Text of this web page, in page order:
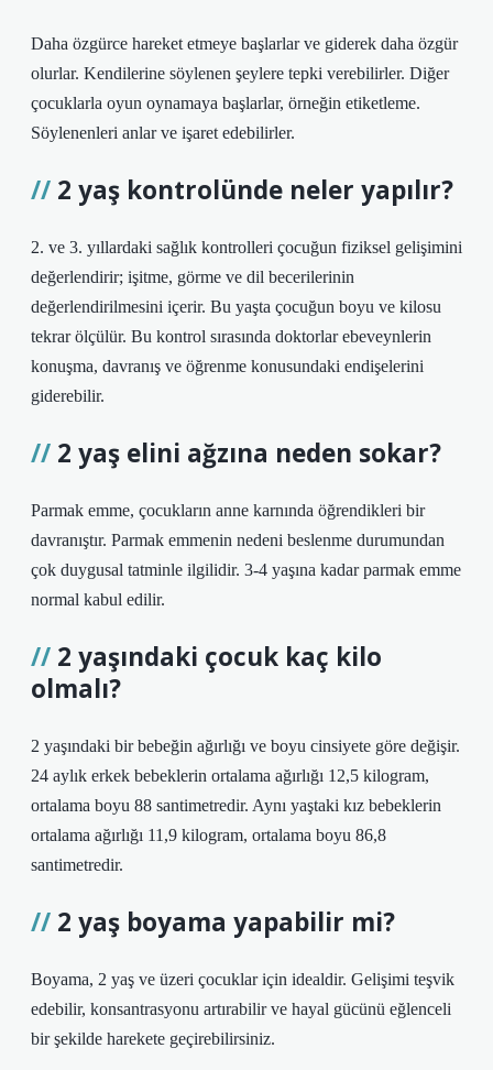
Daha özgürce hareket etmeye başlarlar ve giderek daha özgür
olurlar. Kendilerine söylenen şeylere tepki verebilirler. Diğer
çocuklarla oyun oynamaya başlarlar, örneğin etiketleme.
Söylenenleri anlar ve işaret edebilirler.
2 yaş kontrolünde neler yapılır?
2. ve 3. yıllardaki sağlık kontrolleri çocuğun fiziksel gelişimini
değerlendirir; işitme, görme ve dil becerilerinin
değerlendirilmesini içerir. Bu yaşta çocuğun boyu ve kilosu
tekrar ölçülür. Bu kontrol sırasında doktorlar ebeveynlerin
konuşma, davranış ve öğrenme konusundaki endişelerini
giderebilir.
2 yaş elini ağzına neden sokar?
Parmak emme, çocukların anne karnında öğrendikleri bir
davranıştır. Parmak emmenin nedeni beslenme durumundan
çok duygusal tatminle ilgilidir. 3-4 yaşına kadar parmak emme
normal kabul edilir.
2 yaşındaki çocuk kaç kilo
olmalı?
2 yaşındaki bir bebeğin ağırlığı ve boyu cinsiyete göre değişir.
24 aylık erkek bebeklerin ortalama ağırlığı 12,5 kilogram,
ortalama boyu 88 santimetredir. Aynı yaştaki kız bebeklerin
ortalama ağırlığı 11,9 kilogram, ortalama boyu 86,8
santimetredir.
2 yaş boyama yapabilir mi?
Boyama, 2 yaş ve üzeri çocuklar için idealdir. Gelişimi teşvik
edebilir, konsantrasyonu artırabilir ve hayal gücünü eğlenceli
bir şekilde harekete geçirebilirsiniz.